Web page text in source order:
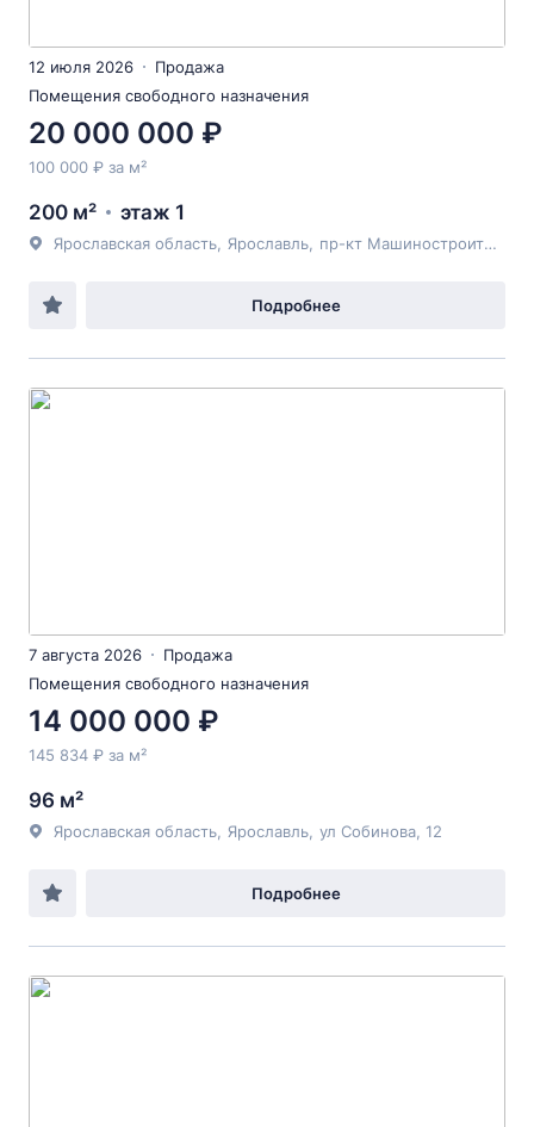
12 июля 2026
Продажа
Помещения свободного назначения
20 000 000 ₽
100 000 ₽ за м²
200 м² этаж 1
Ярославская область Ярославль пр-кт Машиностроителей
Подробнее
7 августа 2026
Продажа
Помещения свободного назначения
14 000 000 ₽
145 834 ₽ за м²
96 м²
Ярославская область Ярославль ул Собинова , 12
Подробнее